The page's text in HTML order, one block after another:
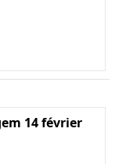
14 février